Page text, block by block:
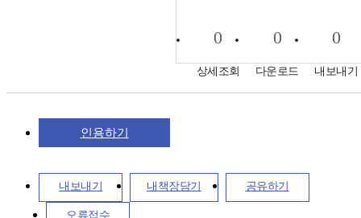
0
상세조회
0
다운로드
0
내보내기
인용하기
내보내기 내책장담기 공유하기
오류접수